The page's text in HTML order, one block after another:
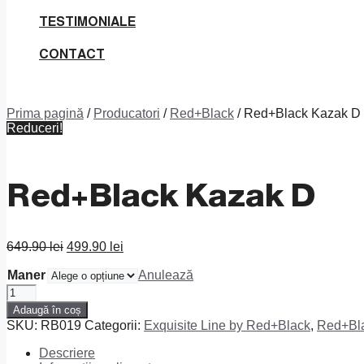
TESTIMONIALE
CONTACT
Prima pagină / Producatori / Red+Black / Red+Black Kazak D
Reduceri!
Red+Black Kazak D
649.90lei Prețul
a
649.90 lei.
499.90 lei
este:
Maner
Anulează
Cantitate
Red+Black
Kazak
D
Adaugă în coș
SKU: RB019 Categorii: Exquisite Line by Red+Black,
Descriere